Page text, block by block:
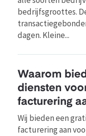
bedrijfsgroottes.
dagen. Kleine...
Waarom
diensten
facturering
Wij bieden een
facturering aan